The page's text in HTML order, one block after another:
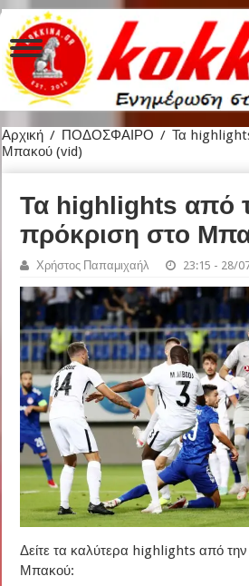
Αρχική / ΠΟΔΟΣΦΑΙΡΟ / Τα
Μπακού (vid)
Τα highlights από
πρόκριση στο
Χρήστος Παπαμιχαήλ 23:15 - 28/
Δείτε τα καλύτερα highlights από
Μπακού: